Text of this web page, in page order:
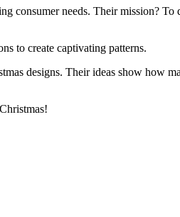
consumer needs. Their mission?
to create captivating patterns.
designs. Their ideas show